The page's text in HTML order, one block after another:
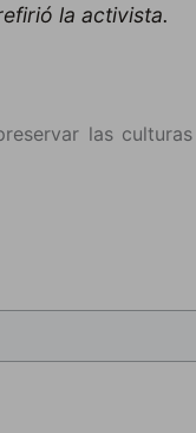
la activista.
las